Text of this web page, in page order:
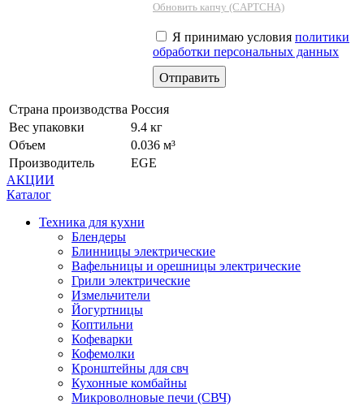
Обновить капчу (CAPTCHA)
Я принимаю условия политики
обработки персональных данных
Страна производства Россия
Вес упаковки
9.4 кг
Объем
0.036 м³
Производитель
EGE
АКЦИИ
Каталог
Техника для кухни
Блендеры
Блинницы электрические
Вафельницы и орешницы электрические
Грили электрические
Измельчители
Йогуртницы
Коптильни
Кофеварки
Кофемолки
Кронштейны для свч
Кухонные комбайны
Микроволновые печи (СВЧ)